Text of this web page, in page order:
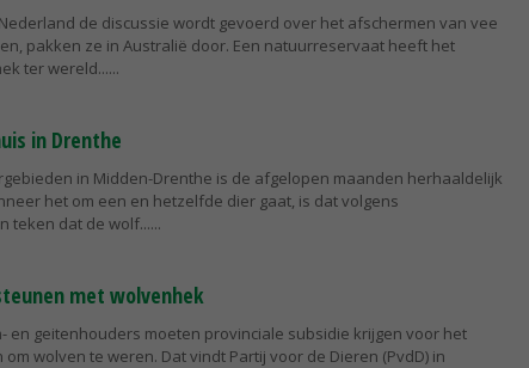
de discussie wordt gevoerd over het afschermen van vee
pakken ze in Australië door. Een natuurreservaat heeft het
ter wereld...
in Drenthe
in Midden-Drenthe is de afgelopen maanden herhaaldelijk
het om een en hetzelfde dier gaat, is dat volgens
teken dat de wolf...
met wolvenhek
en geitenhouders moeten provinciale subsidie krijgen voor het
wolven te weren. Dat vindt Partij voor de Dieren (PvdD) in